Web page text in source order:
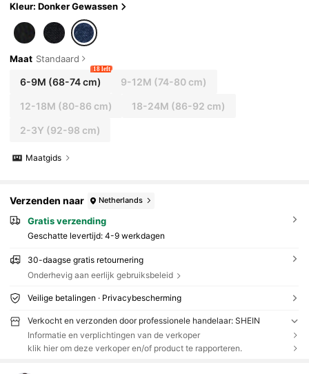
Kleur: Donker Gewassen
Maat Standaard
6-9M (68-74 cm)
18 left
9-12M (74-80 cm)
12-18M (80-86 cm) 18-24M (86-92 cm)
2-3Y (92-98 cm)
Maatgids
Verzenden naar Netherlands
Gratis verzending
Geschatte levertijd: 4-9 werkdagen
30-daagse gratis retournering
Onderhevig aan eerlijk gebruiksbeleid
Veilige betalingen · Privacybescherming
Verkocht en verzonden door professionele handelaar: SHEIN
Informatie en verplichtingen van de verkoper
klik hier om deze verkoper en/of product te rapporteren.